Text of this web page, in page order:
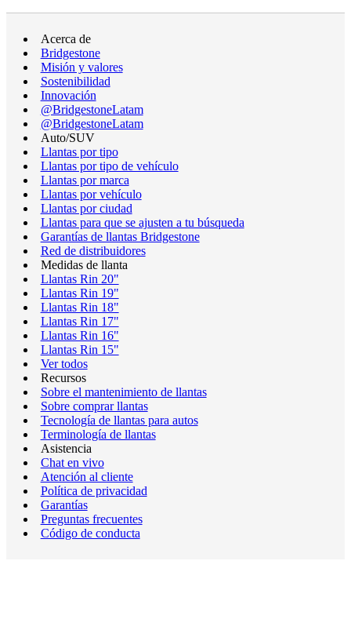
Acerca de
Bridgestone
Misión y valores
Sostenibilidad
Innovación
@BridgestoneLatam
@BridgestoneLatam
Auto/SUV
Llantas por tipo
Llantas por tipo de vehículo
Llantas por marca
Llantas por vehículo
Llantas por ciudad
Llantas para que se ajusten a tu búsqueda
Garantías de llantas Bridgestone
Red de distribuidores
Medidas de llanta
Llantas Rin 20"
Llantas Rin 19"
Llantas Rin 18"
Llantas Rin 17"
Llantas Rin 16"
Llantas Rin 15"
Ver todos
Recursos
Sobre el mantenimiento de llantas
Sobre comprar llantas
Tecnología de llantas para autos
Terminología de llantas
Asistencia
Chat en vivo
Atención al cliente
Política de privacidad
Garantías
Preguntas frecuentes
Código de conducta